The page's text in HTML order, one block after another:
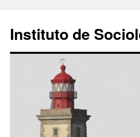
Instituto de